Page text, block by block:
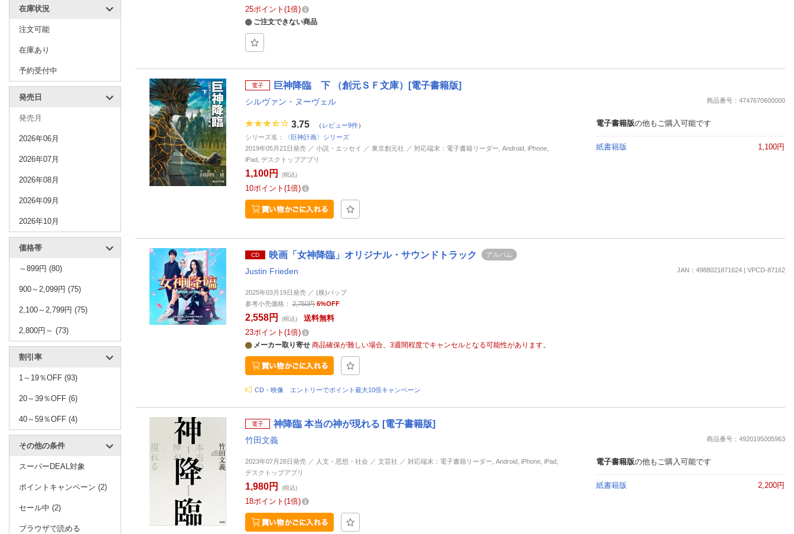
在庫状況
注文可能
在庫あり
予約受付中
発売日
発売月
2026年06月
2026年07月
2026年08月
2026年09月
2026年10月
価格帯
～899円 (80)
900～2,099円 (75)
2,100～2,799円 (75)
2,800円～ (73)
割引率
1～19％OFF (93)
20～39％OFF (6)
40～59％OFF (4)
その他の条件
スーパーDEAL対象
ポイントキャンペーン (2)
セール中 (2)
ブラウザで読める
25ポイント 1倍
ご注文できない商品
電子 巨神降臨 下 （創元ＳＦ文庫）[電子書籍版]
シルヴァン・ヌーヴェル 商品番号：4747670600000
3.75 （ レビュー9件）
シリーズ名：
〈巨神計画〉シリーズ
2019年05月21日発売 ／ 小説・エッセイ ／ 東京創元社 ／ 対応端末：電子書籍リーダー, Android, iPhone,
iPad, デスクトップアプリ
1,100円 (税込)
10ポイント 1倍
電子書籍版の他もご購入可能です
紙書籍版 1,100円
CD 映画「女神降臨」オリジナル・サウンドトラック アルバム
Justin Frieden JAN：4988021871624 | VPCD-87162
2025年03月19日発売 ／ (株)バップ
参考小売価格：
2,750円 6%OFF
2,558円 (税込)
送料無料
23ポイント 1倍
メーカー取り寄せ 商品確保が難しい場合、3週間程度でキャンセルとなる可能性があります。
CD・映像 エントリーでポイント最大10倍キャンペーン
電子 神降臨 本当の神が現れる [電子書籍版]
竹田文義 商品番号：4920195005963
2023年07月28日発売 ／ 人文・思想・社会 ／ 文芸社 ／ 対応端末：電子書籍リーダー, Android, iPhone, iPad,
デスクトップアプリ
1,980円 (税込)
18ポイント 1倍
電子書籍版の他もご購入可能です
紙書籍版 2,200円